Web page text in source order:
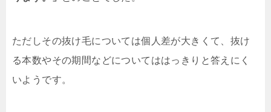
ただしその抜け毛については個人差が大きくて、抜け
る本数やその期間などについてははっきりと答えにく
いようです。